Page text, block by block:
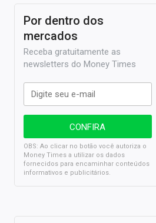
Por dentro dos
mercados
Receba gratuitamente as
newsletters do Money Times
OBS: Ao clicar no botão você autoriza o
Money Times a utilizar os dados
fornecidos para encaminhar conteúdos
informativos e publicitários.